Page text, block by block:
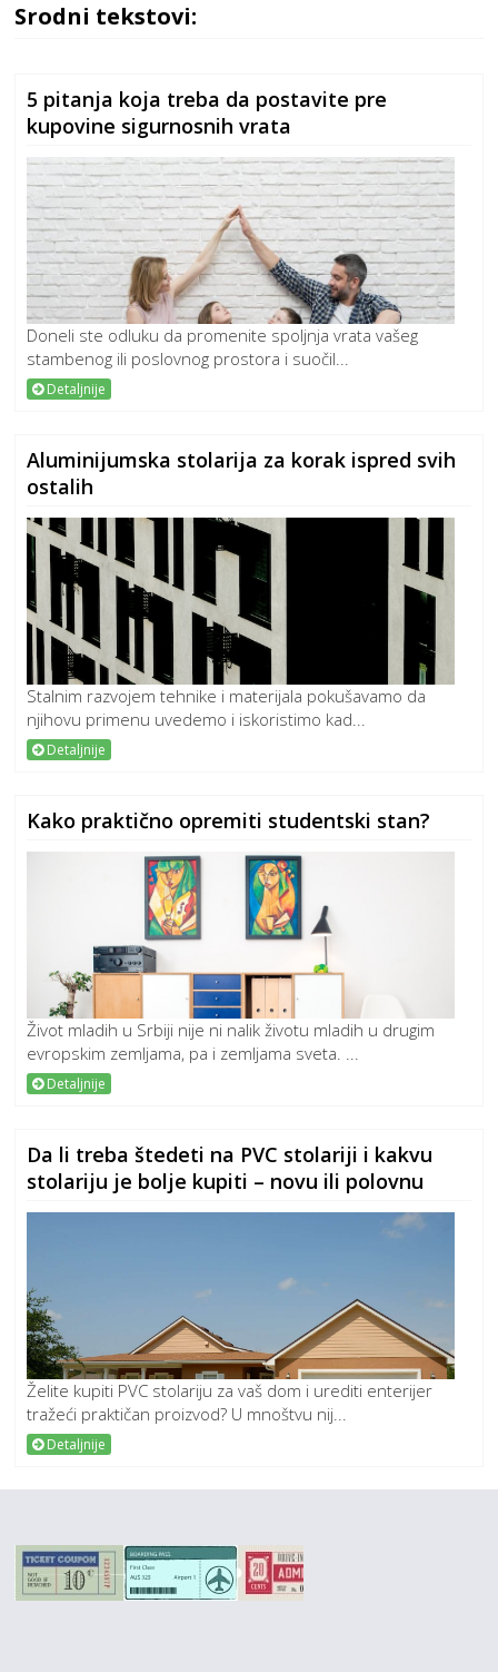
Srodni tekstovi:
5 pitanja koja treba da postavite pre
kupovine sigurnosnih vrata
Doneli ste odluku da promenite spoljnja vrata vašeg
stambenog ili poslovnog prostora i suočil...
Detaljnije
Aluminijumska stolarija za korak ispred svih
ostalih
Stalnim razvojem tehnike i materijala pokušavamo da
njihovu primenu uvedemo i iskoristimo kad...
Detaljnije
Kako praktično opremiti studentski stan?
Život mladih u Srbiji nije ni nalik životu mladih u drugim
evropskim zemljama, pa i zemljama sveta. ...
Detaljnije
Da li treba štedeti na PVC stolariji i kakvu
stolariju je bolje kupiti – novu ili polovnu
Želite kupiti PVC stolariju za vaš dom i urediti enterijer
tražeći praktičan proizvod? U mnoštvu nij...
Detaljnije